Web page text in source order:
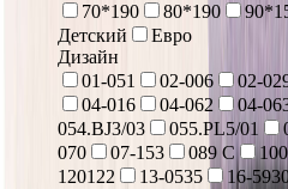
70*190
80*190
Детский
Евро
Дизайн
01-051
02-006 02-
04-016
04-062 04-
054.BJ3/03
055.PL5/01
070
07-153 089 С
120122
13-0535 16-